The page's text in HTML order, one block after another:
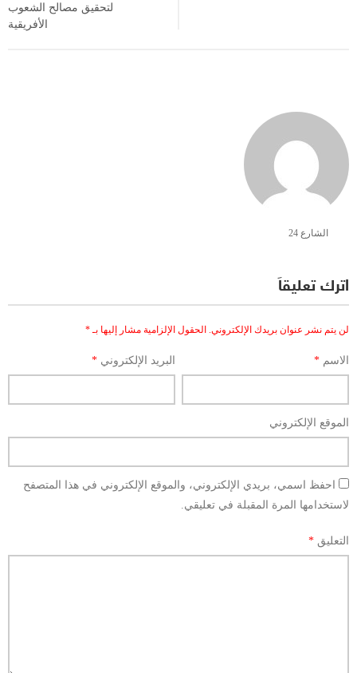
لتحقيق مصالح الشعوب
الأفريقية
الشارع 24
اترك تعليقاً
لن يتم نشر عنوان بريدك الإلكتروني. الحقول الإلزامية مشار إليها بـ *
الاسم * البريد الإلكتروني*
الموقع الإلكتروني
احفظ اسمي، بريدي الإلكتروني، والموقع الإلكتروني في هذا المتصفح
لاستخدامها المرة المقبلة في تعليقي.
التعليق *